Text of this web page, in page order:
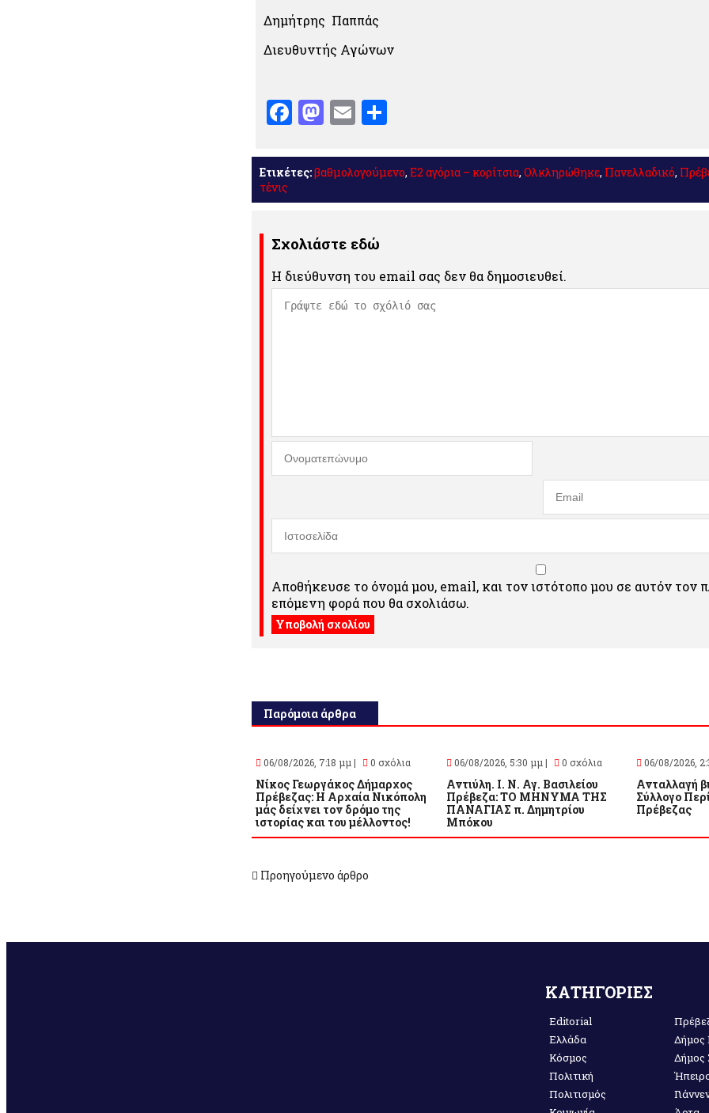
Δημήτρης Παππάς
Διευθυντής Αγώνων
Facebook
Mastodon
Email
Ετικέτες:βαθμολογούμενο, Ε2 αγόρια – κορίτσια, Ολκληρώθηκε, Πανελλαδικό,
τένις
Σχολιάστε εδώ
Η διεύθυνση του email σας δεν θα δημοσιευθεί.
Αποθήκευσε το όνομά μου, email, και τον ιστότοπο μου σε αυτόν τον
επόμενη φορά που θα σχολιάσω.
Παρόμοια άρθρα
06/08/2026, 7:18 μμ | 0 σχόλια
Νίκος Γεωργάκος Δήμαρχος
Πρέβεζας: Η Αρχαία Νικόπολη
μάς δείχνει τον δρόμο της
ιστορίας και του μέλλοντος!
06/08/2026, 5:30 μμ | 0 σχόλια
Αντιύλη. Ι. Ν. Αγ. Βασιλείου
Πρέβεζα: ΤΟ ΜΗΝΥΜΑ ΤΗΣ
ΠΑΝΑΓΙΑΣ π. Δημητρίου
Μπόκου
06/08/2026,
Ανταλλαγή
Σύλλογο
Πρέβεζας
Προηγούμενο άρθρο
ΚΑΤΗΓΟΡΙΕΣ
Editorial
Ελλάδα
Κόσμος
Πολιτική
Πολιτισμός
Δήμος
Δήμος